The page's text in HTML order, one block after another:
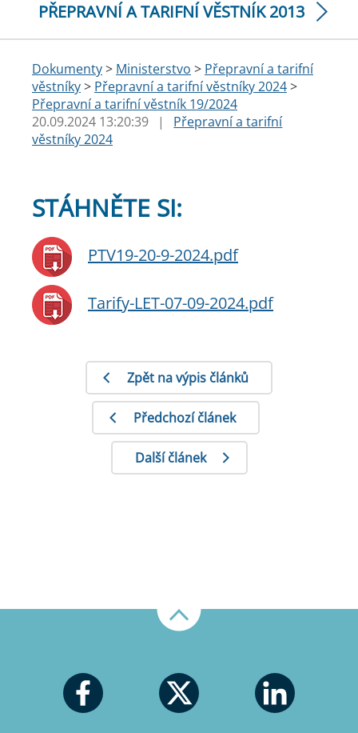
PŘEPRAVNÍ A TARIFNÍ VĚSTNÍK 2013
Dokumenty> Ministerstvo > Přepravní a tarifní
věstníky> Přepravní a tarifní věstníky 2024>
Přepravní a tarifní věstník 19/2024
20.09.2024 13:20:39
|
Přepravní a tarifní
věstníky 2024
STÁHNĚTE SI:
PTV19-20-9-2024.pdf
Tarify-LET-07-09-2024.pdf
Zpět na výpis článků
Předchozí článek
Další článek